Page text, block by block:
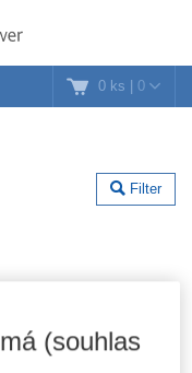
0 ks | 0
Filter
(souhlas